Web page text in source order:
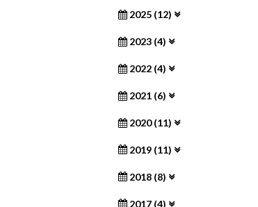
2025 (12)
2023 (4)
2022 (4)
2021 (6)
2020 (11)
2019 (11)
2018 (8)
2017 (4)